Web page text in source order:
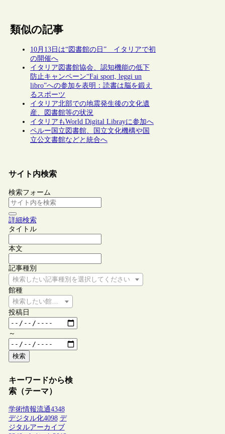
類似の記事
10月13日は“図書館の日” イタリアで初
の開催へ
イタリア図書館協会、認知機能の低下
防止キャンペーン“Fai sport, leggi un
libro”への参加を表明：読書は脳を鍛え
るスポーツ
イタリア北部での地震発生後の文化遺
産、図書館等の状況
イタリアもWorld Digital Librayに参加へ
ペルー国立図書館、国立文化機構や国
立公文書館などと統合へ
サイト内検索
検索フォーム
詳細検索
タイトル
本文
記事種別
検索したい記事種別を選択してください
館種
検索したい館種を選択してください
投稿日
～
検索
キーワードから検
索（テーマ）
学術情報流通4348
デジタル化4098 デ
ジタルアーカイブ